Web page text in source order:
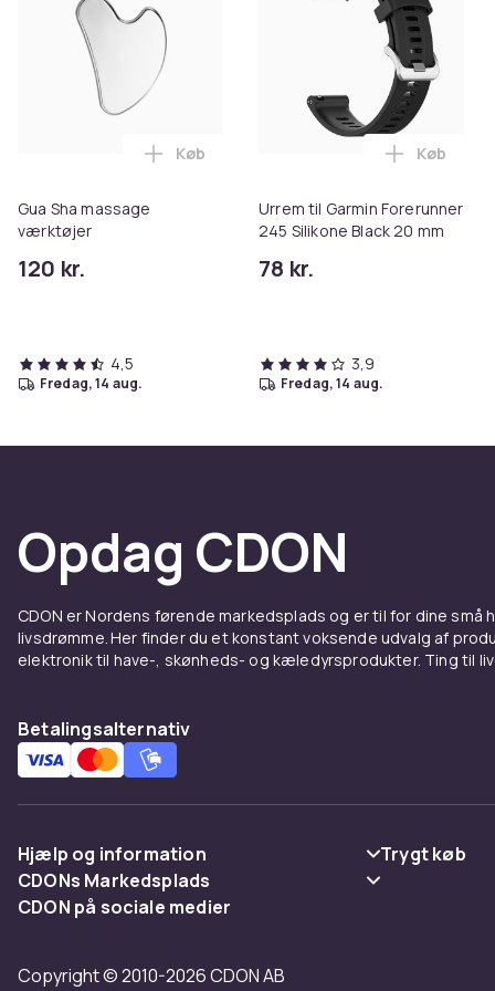
Gua Sha massage
værktøjer
120 kr.
Læg Gua Sha massage værktøjer i
Køb
4,5
fredag, 14 aug.
Urrem til Garmin Forerunner
245 Silikone Black 20 mm
78 kr.
Læg
Køb
3,9
fredag, 14 aug.
Opdag CDON
CDON er Nordens førende markedsplads og er til for dine
livsdrømme. Her finder du et konstant voksende udvalg af
elektronik til have-, skønheds- og kæledyrsprodukter. Ting til
Betalingsalternativ
Hjælp og information
Ofte stillede spørgsmål
Fortryd & returner her
Trygt køb
CDONs Markedsplads
Merchant Help Center
CDON på sociale medier
Copyright © 2010-2026 CDON AB